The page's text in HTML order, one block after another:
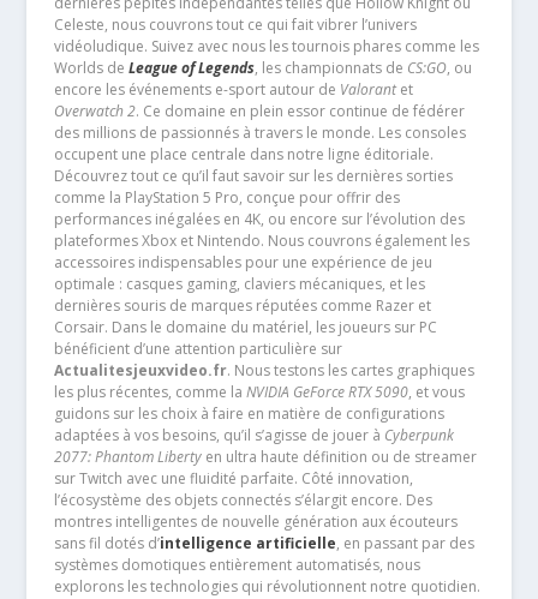
Celeste, nous couvrons tout ce qui fait vibrer l’univers
vidéoludique. Suivez avec nous les tournois phares comme les
Worlds de League of Legends, les championnats de CS:GO, ou
encore les événements e-sport autour de Valorantet
Overwatch 2. Ce domaine en plein essor continue de fédérer
des millions de passionnés à travers le monde. Les consoles
occupent une place centrale dans notre ligne éditoriale.
Découvrez tout ce qu’il faut savoir sur les dernières sorties
comme la PlayStation 5 Pro, conçue pour offrir des
performances inégalées en 4K, ou encore sur l’évolution des
plateformes Xbox et Nintendo. Nous couvrons également les
accessoires indispensables pour une expérience de jeu
optimale : casques gaming, claviers mécaniques, et les
dernières souris de marques réputées comme Razer et
Corsair. Dans le domaine du matériel, les joueurs sur PC
bénéficient d’une attention particulière sur
Actualitesjeuxvideo.fr. Nous testons les cartes graphiques
les plus récentes, comme la NVIDIA GeForce RTX 5090, et vous
guidons sur les choix à faire en matière de configurations
adaptées à vos besoins, qu’il s’agisse de jouer à Cyberpunk
2077: Phantom Libertyen ultra haute définition ou de streamer
sur Twitch avec une fluidité parfaite. Côté innovation,
l’écosystème des objets connectés s’élargit encore. Des
montres intelligentes de nouvelle génération aux écouteurs
sans fil dotés d’intelligence artificielle, en passant par des
systèmes domotiques entièrement automatisés, nous
explorons les technologies qui révolutionnent notre quotidien.